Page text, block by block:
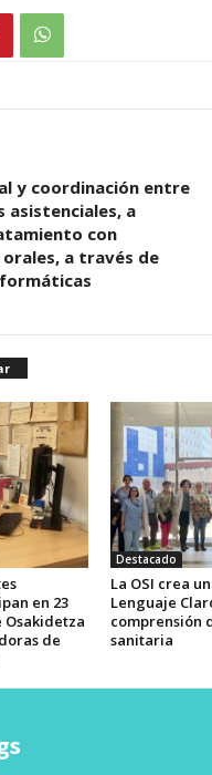
y coordinación entre
asistenciales, a
con
a través de
en 23
Osakidetza
de
Destacado
La OSI crea
Lenguaje
comprensión
sanitaria